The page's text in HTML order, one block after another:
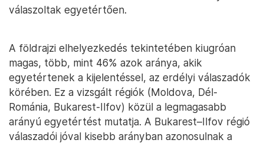
válaszoltak egyetértően.
A földrajzi elhelyezkedés tekintetében kiugróan
magas, több, mint 46% azok aránya, akik
egyetértenek a kijelentéssel, az erdélyi válaszadók
körében. Ez a vizsgált régiók (Moldova, Dél-
Románia, Bukarest-Ilfov) közül a legmagasabb
arányú egyetértést mutatja. A Bukarest–Ilfov régió
válaszadói jóval kisebb arányban azonosulnak a